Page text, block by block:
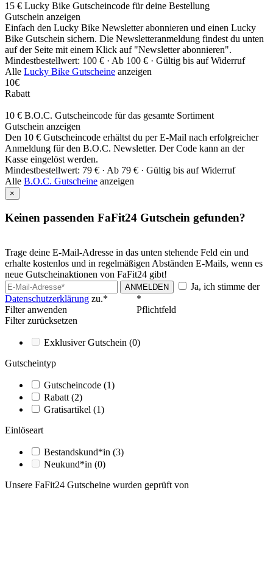
15 € Lucky Bike Gutscheincode für deine Bestellung
Gutschein anzeigen
Einfach den Lucky Bike Newsletter abonnieren und einen Lucky
Bike Gutschein sichern. Die Newsletteranmeldung findest du unten
auf der Seite mit einem Klick auf "Newsletter abonnieren".
Mindestbestellwert: 100 € · Ab 100 € · Gültig bis auf Widerruf
Alle Lucky Bike Gutscheine anzeigen
10€
Rabatt
10 € B.O.C. Gutscheincode für das gesamte Sortiment
Gutschein anzeigen
Den 10 € Gutscheincode erhältst du per E-Mail nach erfolgreicher
Anmeldung für den B.O.C. Newsletter. Der Code kann an der
Kasse eingelöst werden.
Mindestbestellwert: 79 € · Ab 79 € · Gültig bis auf Widerruf
Alle B.O.C. Gutscheine anzeigen
×
Keinen passenden FaFit24 Gutschein gefunden?
Trage deine E-Mail-Adresse in das unten stehende Feld ein und
erhalte kostenlos und in regelmäßigen Abständen E-Mails, wenn es
neue Gutscheinaktionen von FaFit24 gibt!
ANMELDEN
Ja, ich stimme der
Datenschutzerklärung zu.*
*
Pflichtfeld
Filter anwenden
Filter zurücksetzen
Exklusiver Gutschein (0)
Gutscheintyp
Gutscheincode (1)
Rabatt (2)
Gratisartikel (1)
Einlöseart
Bestandskund*in (3)
Neukund*in (0)
Unsere FaFit24 Gutscheine wurden geprüft von